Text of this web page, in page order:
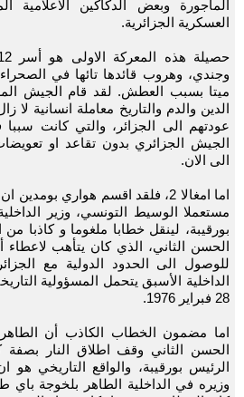
المأجورة وبعض الدكاكين الاعلامية
العسكرية الجزائرية.
وجندي، وهروب قائدها تائها في
ميتا بسبب العطش. لقد قام الجيش
الدين والدم والتاريخ معاملة انسانية
عودتهم الى الجزائر، والتي كانت
الجيش الجزائري بدون تقاعد او
الى الان.
اما امغالا 2، فلقد اقسم هواري
مستعملا الوسيط التونسي، وزير
بورقيبة، لينقل خطابا ملغوما و كاذبا
الحسن الثاني، الذي كان يتأهب
للوصول الى الحدود الدولية مع
28 فبراير 1976.
اما مضمون الخطاب الكاذب أن
الحسن الثاني وقف اطلاق النار بصفة
الرئيس بورقيبة، والواقع التاريخي هو
وزيره في الداخلية الطاهر بلخوجة